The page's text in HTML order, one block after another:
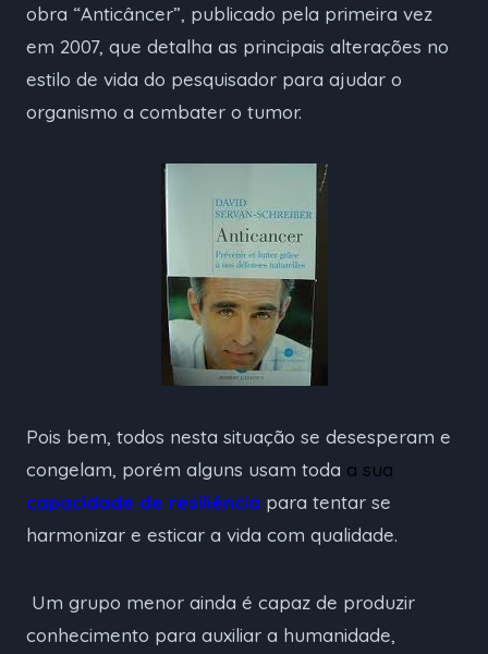
obra “Anticâncer”, publicado pela primeira vez
em 2007, que detalha as principais alterações no
estilo de vida do pesquisador para ajudar o
organismo a combater o tumor.
Pois bem, todos nesta situação se desesperam e
congelam, porém alguns usam toda a sua
capacidade de resiliência para tentar se
harmonizar e esticar a vida com qualidade.
Um grupo menor ainda é capaz de produzir
conhecimento para auxiliar a humanidade,